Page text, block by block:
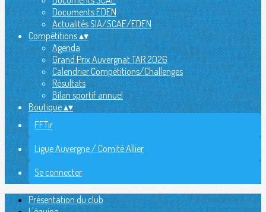
Documents EDEN
Actualités SIA/SCAE/EDEN
Compétitions▴▾
Agenda
Grand Prix Auvergnat TAR 2026
Calendrier Compétitions/Challenges
Résultats
Bilan sportif annuel
Boutique▴▾
FFTir
Ligue Auvergne / Comité Allier
Se connecter
Présentation du club